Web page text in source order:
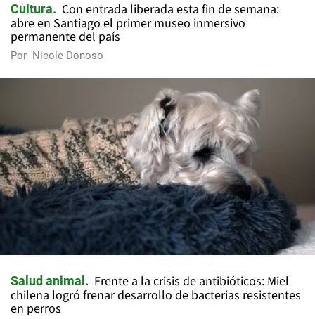
Cultura
Con entrada liberada esta fin de semana:
abre en Santiago el primer museo inmersivo
permanente del país
Por Nicole Donoso
Salud animal
Frente a la crisis de antibióticos: Miel
chilena logró frenar desarrollo de bacterias resistentes
en perros